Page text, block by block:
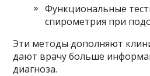
Функциональные
спирометрия при
Эти методы дополняют
дают врачу больше
диагноза.